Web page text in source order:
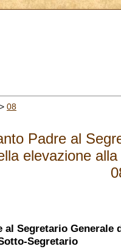
> 08
Padre al
elevazione
al Segretario
Segretario